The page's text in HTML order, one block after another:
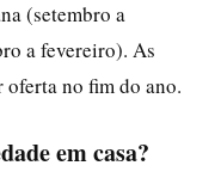
(setembro a
a fevereiro). As
oferta no fim do ano.
em casa?